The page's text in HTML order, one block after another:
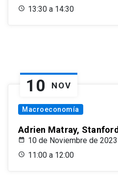
13:30 a 14:30
10 NOV
Macroeconomía
Adrien Matray, Stanford
10 de Noviembre de 2023
11:00 a 12:00